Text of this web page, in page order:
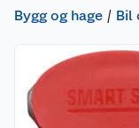
Bygg og hage Bil